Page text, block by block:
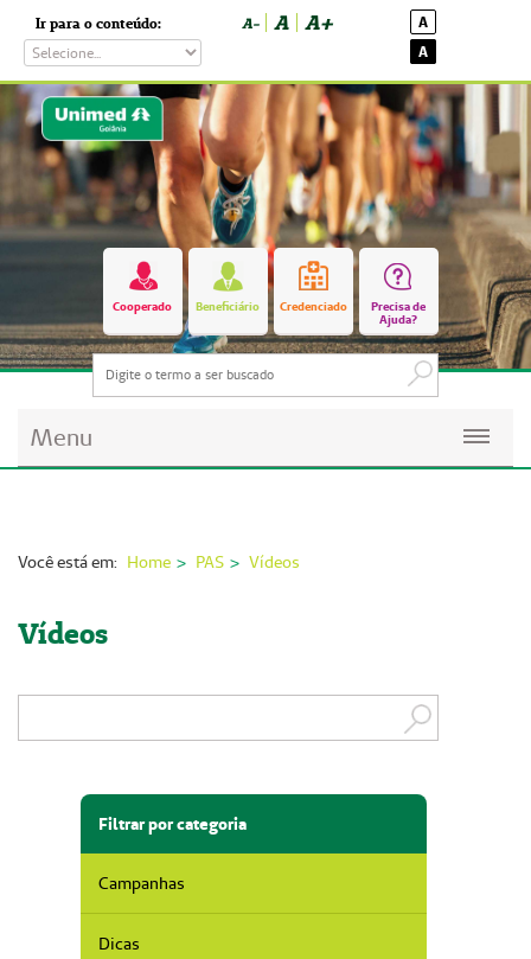
Ir para o conteúdo: A- A A+
A
A
Cooperado Beneficiário Credenciado
Precisa de
Ajuda?
Menu
Imprensa
Institucional
Fale Conosco
ANS
Você está em: Home PAS Vídeos
Vídeos
Filtrar por categoria
Campanhas
Dicas